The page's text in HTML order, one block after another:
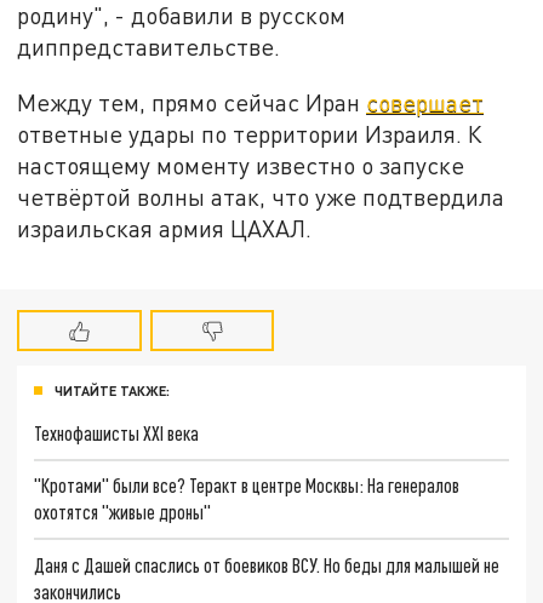
родину", - добавили в русском
диппредставительстве.
Между тем, прямо сейчас Иран совершает
ответные удары по территории Израиля. К
настоящему моменту известно о запуске
четвёртой волны атак, что уже подтвердила
израильская армия ЦАХАЛ.
ЧИТАЙТЕ ТАКЖЕ:
Технофашисты XXI века
"Кротами" были все? Теракт в центре Москвы: На генералов
охотятся "живые дроны"
Даня с Дашей спаслись от боевиков ВСУ. Но беды для малышей не
закончились